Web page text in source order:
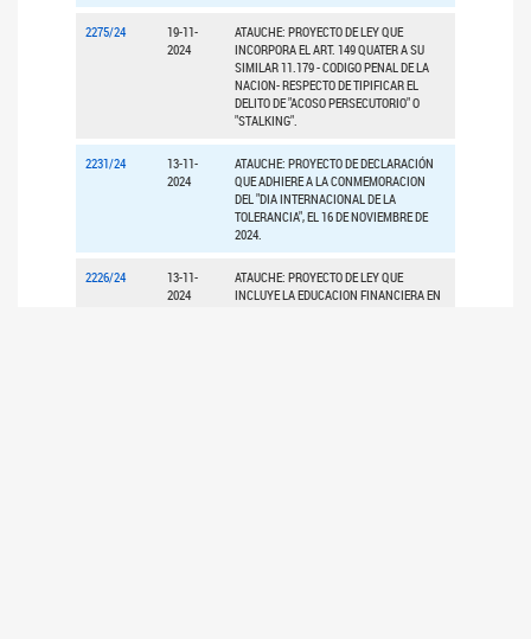
2275/24
19-11-
2024
ATAUCHE: PROYECTO DE LEY QUE
INCORPORA EL ART. 149 QUATER A SU
SIMILAR 11.179 - CODIGO PENAL DE LA
NACION- RESPECTO DE TIPIFICAR EL
DELITO DE "ACOSO PERSECUTORIO" O
"STALKING".
2231/24
13-11-
2024
ATAUCHE: PROYECTO DE DECLARACIÓN
QUE ADHIERE A LA CONMEMORACION
DEL "DIA INTERNACIONAL DE LA
TOLERANCIA", EL 16 DE NOVIEMBRE DE
2024.
2226/24
13-11-
2024
ATAUCHE: PROYECTO DE LEY QUE
INCLUYE LA EDUCACION FINANCIERA EN